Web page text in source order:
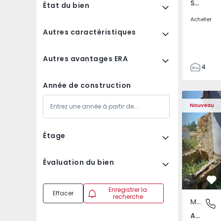
État du bien
Autres caractéristiques
Autres avantages ERA
Année de construction
Étage
Évaluation du bien
Effacer
Enregistrer la
recherche
Santa Clara e Castelo Viegas, Coimbra
Acheter
4
150
165
88
1
Nouveau
Maison T2 com
Maison
Abrunhosa do Mato, Mangualde